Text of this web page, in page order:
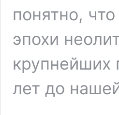
понятно,
эпохи
крупнейших
лет до